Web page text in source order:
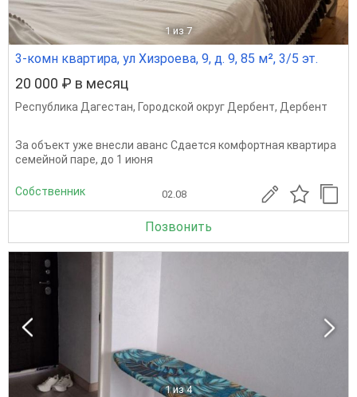
1 из 7
3-комн квартира, ул Хизроева, 9, д. 9, 85 м², 3/5 эт.
20 000 ₽ в месяц
Республика Дагестан, Городской округ Дербент, Дербент
За объект уже внесли аванс Сдается комфортная квартира
семейной паре, до 1 июня
Собственник 02.08
Позвонить
1 из 4